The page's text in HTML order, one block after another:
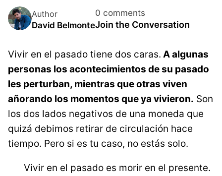
Author
David Belmonte
0 comments
Join the Conversation
Vivir en el pasado tiene dos caras. A algunas
personas los acontecimientos de su pasado
les perturban, mientras que otras viven
añorando los momentos que ya vivieron. Son
los dos lados negativos de una moneda que
quizá debimos retirar de circulación hace
tiempo. Pero si es tu caso, no estás solo.
Vivir en el pasado es morir en el presente.